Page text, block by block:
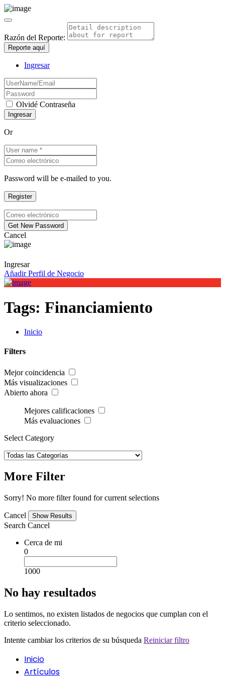
Razón del Reporte:
Reporte aquí
Ingresar
Olvidé Contraseña
Or
Password will be e-mailed to you.
Cancel
Ingresar
Añadir Perfil de Negocio
Tags: Financiamiento
Inicio
Filters
Mejor coincidencia
Más visualizaciones
Abierto ahora
Mejores calificaciones
Más evaluaciones
Select Category
More Filter
Sorry! No more filter found for current selections
Cancel
Search Cancel
Cerca de mi
0
1000
No hay resultados
Lo sentimos, no existen listados de negocios que cumplan con el
criterio seleccionado.
Intente cambiar los criterios de su búsqueda Reiniciar filtro
Inicio
Artículos